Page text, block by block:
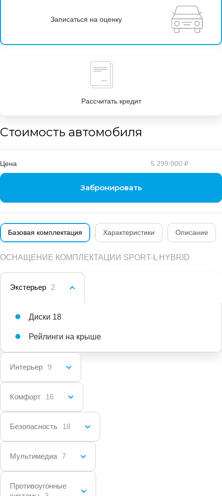
Записаться на оценку
Рассчитать кредит
Стоимость автомобиля
Цена 5 299 000 ₽
Забронировать
Базовая комплектация Характеристики Описание
ОСНАЩЕНИЕ КОМПЛЕКТАЦИИ SPORT-L HYBRID
Экстерьер 2
Диски 18
Рейлинги на крыше
Интерьер 9
Комфорт 16
Безопасность 18
Мультимедиа 7
Противоугонные